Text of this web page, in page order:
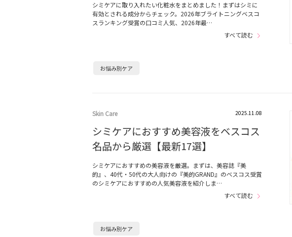
シミケアに取り入れたい化粧水をまとめました！まずはシミに
有効とされる成分からチェック。2026年ブライトニングベスコ
スランキング受賞の口コミ人気、2026年最…
すべて読む
お悩み別ケア
Skin Care 2025.11.08
シミケアにおすすめ美容液をベスコス
名品から厳選【最新17選】
シミケアにおすすめの美容液を厳選。まずは、美容誌『美
的』、40代・50代の大人向けの『美的GRAND』のベスコス受賞
のシミケアにおすすめの人気美容液を紹介しま…
すべて読む
お悩み別ケア